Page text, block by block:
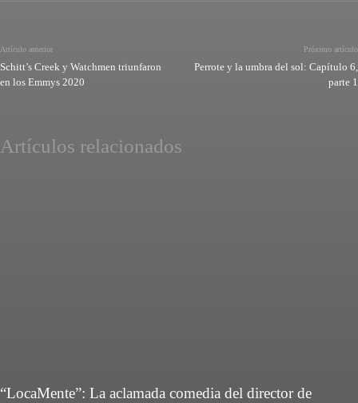
Artículo anterior
Schitt’s Creek y Watchmen triunfaron
en los Emmys 2020
Próximo artículo
Perrote y la umbra del sol: Capítulo 6,
parte 1
Artículos relacionados
“LocaMente”: La aclamada comedia del director de